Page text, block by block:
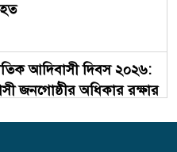
আদিবাসী দিবস ২০২৬:
জনগোষ্ঠীর অধিকার রক্ষার